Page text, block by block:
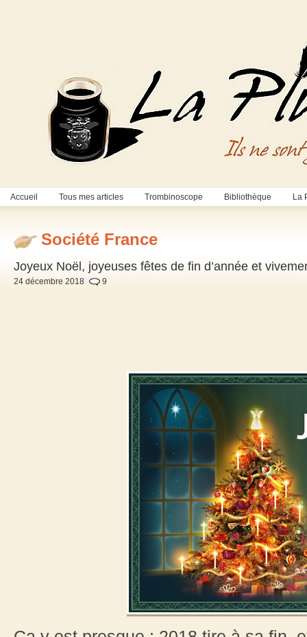
Accueil Tous mes articles Trombinoscope Bibliothèque La
Société France
Joyeux Noël, joyeuses fêtes de fin d’année et
24 décembre 2018 9